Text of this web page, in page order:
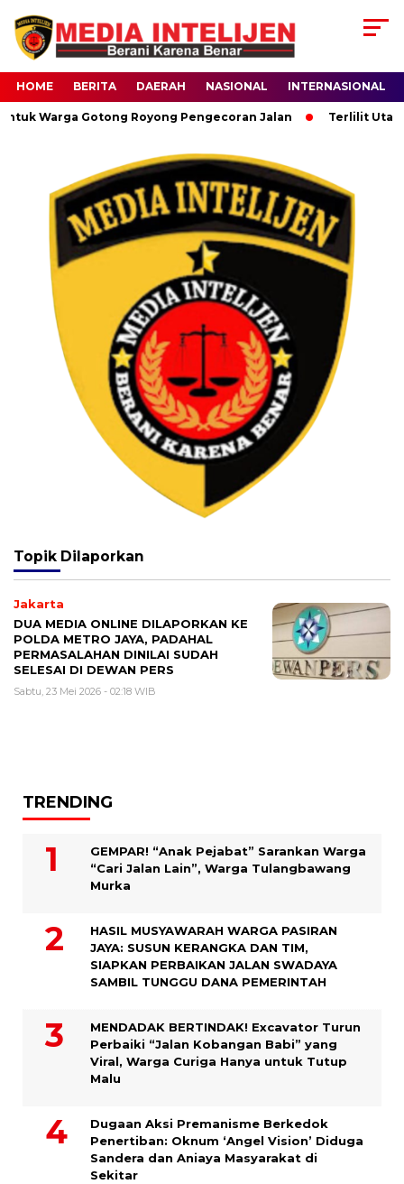
HOME BERITA DAERAH NASIONAL INTERNASIONAL
Warga Gotong Royong Pengecoran Jalan Terlilit Utang
Topik Dilaporkan
Jakarta
DUA MEDIA ONLINE DILAPORKAN KE
POLDA METRO JAYA, PADAHAL
PERMASALAHAN DINILAI SUDAH
SELESAI DI DEWAN PERS
Sabtu, 23 Mei 2026 - 02:18 WIB
TRENDING
GEMPAR! “Anak Pejabat” Sarankan Warga
“Cari Jalan Lain”, Warga Tulangbawang
Murka
HASIL MUSYAWARAH WARGA PASIRAN
JAYA: SUSUN KERANGKA DAN TIM,
SIAPKAN PERBAIKAN JALAN SWADAYA
SAMBIL TUNGGU DANA PEMERINTAH
MENDADAK BERTINDAK! Excavator Turun
Perbaiki “Jalan Kobangan Babi” yang
Viral, Warga Curiga Hanya untuk Tutup
Malu
Dugaan Aksi Premanisme Berkedok
Penertiban: Oknum ‘Angel Vision’ Diduga
Sandera dan Aniaya Masyarakat di
Sekitar